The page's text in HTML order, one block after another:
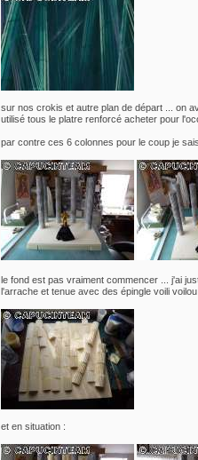
sur nos crokis et autre plan de départ ... on
utilisé tous le platre renforcé acheter pour
par contre ces 6 colonnes pour le coup je
le fond est pas vraiment commencer ... j'ai
l'arrache et tenue avec des épingle voili
et en situation :